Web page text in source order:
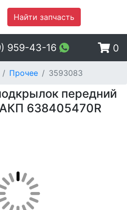
Найти запчасть
959-43-16 0
Прочее 3593083
передний
638405470R